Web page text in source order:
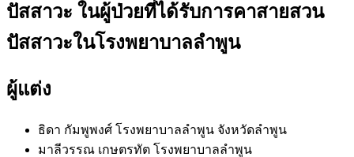
ปัสสาวะ ในผู้ป่วยที่ได้รับการคาสายสวน
ปัสสาวะในโรงพยาบาลลำพูน
ผู้แต่ง
ธิดา กัมพูพงศ์ โรงพยาบาลลำพูน จังหวัดลำพูน
มาลีวรรณ เกษตรทัต โรงพยาบาลลำพูน